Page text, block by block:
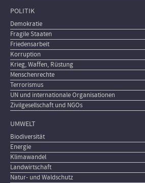
POLITIK
Demokratie
Fragile Staaten
Friedensarbeit
Korruption
Krieg, Waffen, Rüstung
Menschenrechte
Terrorismus
UN und internationale Organisationen
Zivilgesellschaft und NGOs
UMWELT
Biodiversität
Energie
Klimawandel
Landwirtschaft
Natur- und Waldschutz